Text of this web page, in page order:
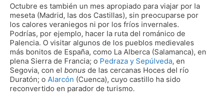
Octubre es también un mes apropiado para viajar por la
meseta (Madrid, las dos Castillas), sin preocuparse por
los calores veraniegos ni por los fríos invernales.
Podrías, por ejemplo, hacer la ruta del románico de
Palencia. O visitar algunos de los pueblos medievales
más bonitos de España, como La Alberca (Salamanca), en
plena Sierra de Francia; o Pedraza y Sepúlveda, en
Segovia, con el bonus de las cercanas Hoces del río
Duratón; o Alarcón (Cuenca), cuyo castillo ha sido
reconvertido en parador de turismo.